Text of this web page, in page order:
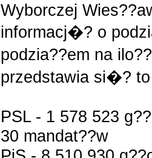
Wyborczej
informacj�? o
podzia??em na
przedstawia si�?
PSL - 1 578 523
30 mandat??w